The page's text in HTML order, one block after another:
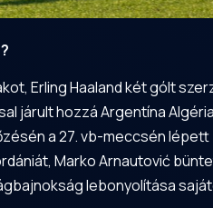
Erling Haaland két gólt
járult hozzá Argentína
a 27. vb-meccsén
Marko Arnautović
lebonyolítása